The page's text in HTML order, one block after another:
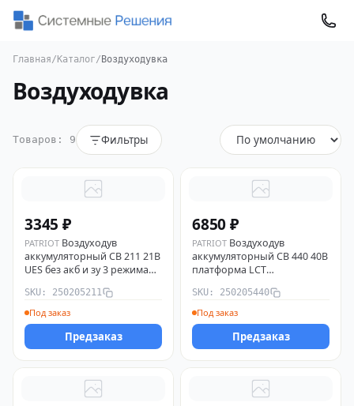
Главная/ Каталог/ Воздуходувка
Воздуходувка
Товаров: 9 Фильтры
3345 ₽
PATRIOT Воздуходув
аккумуляторный CB 211 21В
UES без акб и зу 3 режима
SKU: 250205211
Под заказ
Предзаказ
6850 ₽
PATRIOT Воздуходув
аккумуляторный CB 440 40В
платформа LCT
ЗУ PATRIOT 250205440
SKU: 250205440
Под заказ
Предзаказ